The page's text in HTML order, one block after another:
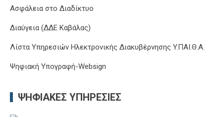
Ασφάλεια στο Διαδίκτυο
Διαύγεια (ΔΔΕ Καβάλας)
Λίστα Υπηρεσιών Ηλεκτρονικής Διακυβέρνησης Y.ΠΑΙ.Θ.Α.
Ψηφιακή Υπογραφή-Websign
ΨΗΦΙΑΚΈΣ ΥΠΗΡΕΣΊΕΣ